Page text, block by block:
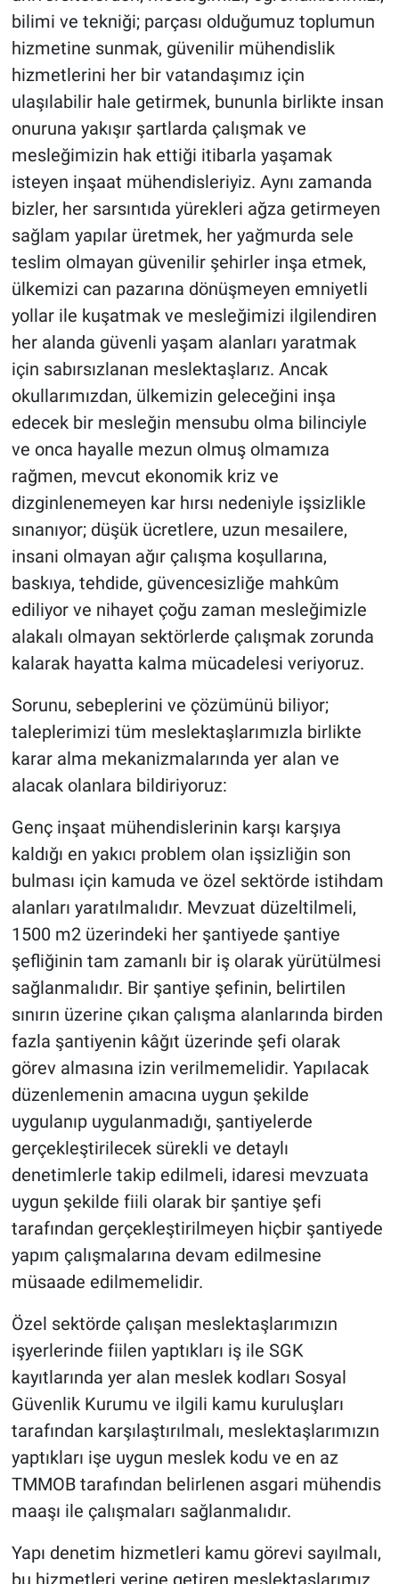
bilimi ve tekniği; parçası olduğumuz toplumun
hizmetine sunmak, güvenilir mühendislik
hizmetlerini her bir vatandaşımız için
ulaşılabilir hale getirmek, bununla birlikte insan
onuruna yakışır şartlarda çalışmak ve
mesleğimizin hak ettiği itibarla yaşamak
isteyen inşaat mühendisleriyiz. Aynı zamanda
bizler, her sarsıntıda yürekleri ağza getirmeyen
sağlam yapılar üretmek, her yağmurda sele
teslim olmayan güvenilir şehirler inşa etmek,
ülkemizi can pazarına dönüşmeyen emniyetli
yollar ile kuşatmak ve mesleğimizi ilgilendiren
her alanda güvenli yaşam alanları yaratmak
için sabırsızlanan meslektaşlarız. Ancak
okullarımızdan, ülkemizin geleceğini inşa
edecek bir mesleğin mensubu olma bilinciyle
ve onca hayalle mezun olmuş olmamıza
rağmen, mevcut ekonomik kriz ve
dizginlenemeyen kar hırsı nedeniyle işsizlikle
sınanıyor; düşük ücretlere, uzun mesailere,
insani olmayan ağır çalışma koşullarına,
baskıya, tehdide, güvencesizliğe mahkûm
ediliyor ve nihayet çoğu zaman mesleğimizle
alakalı olmayan sektörlerde çalışmak zorunda
kalarak hayatta kalma mücadelesi veriyoruz.
Sorunu, sebeplerini ve çözümünü biliyor;
taleplerimizi tüm meslektaşlarımızla birlikte
karar alma mekanizmalarında yer alan ve
alacak olanlara bildiriyoruz:
Genç inşaat mühendislerinin karşı karşıya
kaldığı en yakıcı problem olan işsizliğin son
bulması için kamuda ve özel sektörde istihdam
alanları yaratılmalıdır. Mevzuat düzeltilmeli,
1500 m2 üzerindeki her şantiyede şantiye
şefliğinin tam zamanlı bir iş olarak yürütülmesi
sağlanmalıdır. Bir şantiye şefinin, belirtilen
sınırın üzerine çıkan çalışma alanlarında birden
fazla şantiyenin kâğıt üzerinde şefi olarak
görev almasına izin verilmemelidir. Yapılacak
düzenlemenin amacına uygun şekilde
uygulanıp uygulanmadığı, şantiyelerde
gerçekleştirilecek sürekli ve detaylı
denetimlerle takip edilmeli, idaresi mevzuata
uygun şekilde fiili olarak bir şantiye şefi
tarafından gerçekleştirilmeyen hiçbir şantiyede
yapım çalışmalarına devam edilmesine
müsaade edilmemelidir.
Özel sektörde çalışan meslektaşlarımızın
işyerlerinde fiilen yaptıkları iş ile SGK
kayıtlarında yer alan meslek kodları Sosyal
Güvenlik Kurumu ve ilgili kamu kuruluşları
tarafından karşılaştırılmalı, meslektaşlarımızın
yaptıkları işe uygun meslek kodu ve en az
TMMOB tarafından belirlenen asgari mühendis
maaşı ile çalışmaları sağlanmalıdır.
Yapı denetim hizmetleri kamu görevi sayılmalı,
bu hizmetleri yerine getiren meslektaşlarımız